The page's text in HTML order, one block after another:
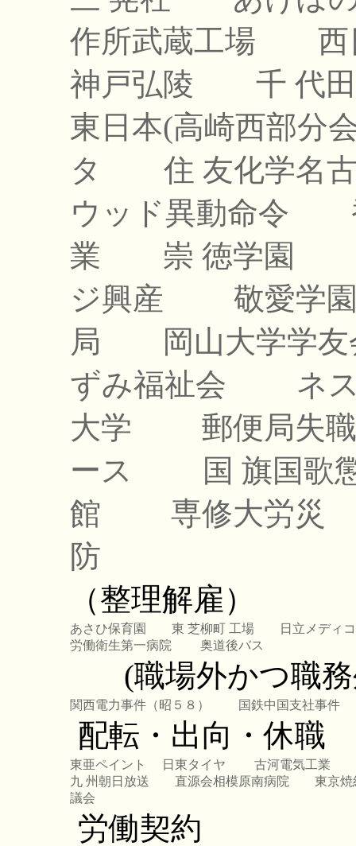
作所武蔵工場
西
神戸弘陵
千 代
東日本(高崎西部分
タ
住 友化学名
ウッド異動命令
業
崇 徳学園
ジ興産
敬愛学
局
岡山大学学
ずみ福祉会
ネ
大学
郵便局失職
ース
国 旗国歌
館
専修大労災
防
（整理解雇）
あさひ保育園 東 芝柳町 工場
日立メディコ
労働衛生第一病院
奥道後バス
(職場外かつ職務
関西電力事件（昭５８） 国鉄中国支社事件
配転・出向・休職
東亜ペイント 日東タイヤ
古河電気工業
九 州朝日放送
直源会相模原南病院
東京焼
議会
労働契約